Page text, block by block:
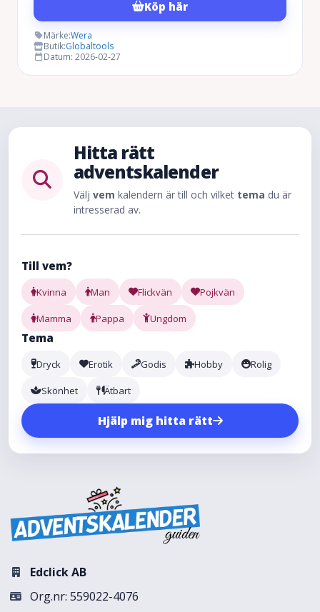
priset
Köp här
Märke:Wera
Butik:Globaltools
Datum: 2026-02-27
Hitta rätt
adventskalender
Välj vem kalendern är till och vilket tema du är
intresserad av.
Till vem?
Kvinna Man Flickvän Pojkvän
Mamma Pappa Ungdom
Tema
Dryck Erotik Godis Hobby Rolig
Skönhet Ätbart
Hjälp mig hitta rätt
Edclick AB
Org.nr: 559022-4076